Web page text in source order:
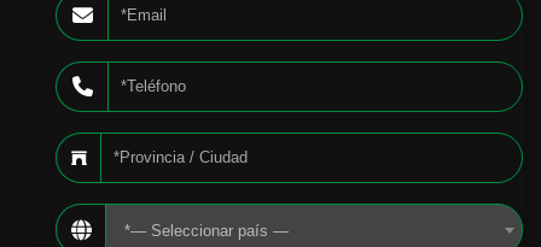
*— Seleccionar país —